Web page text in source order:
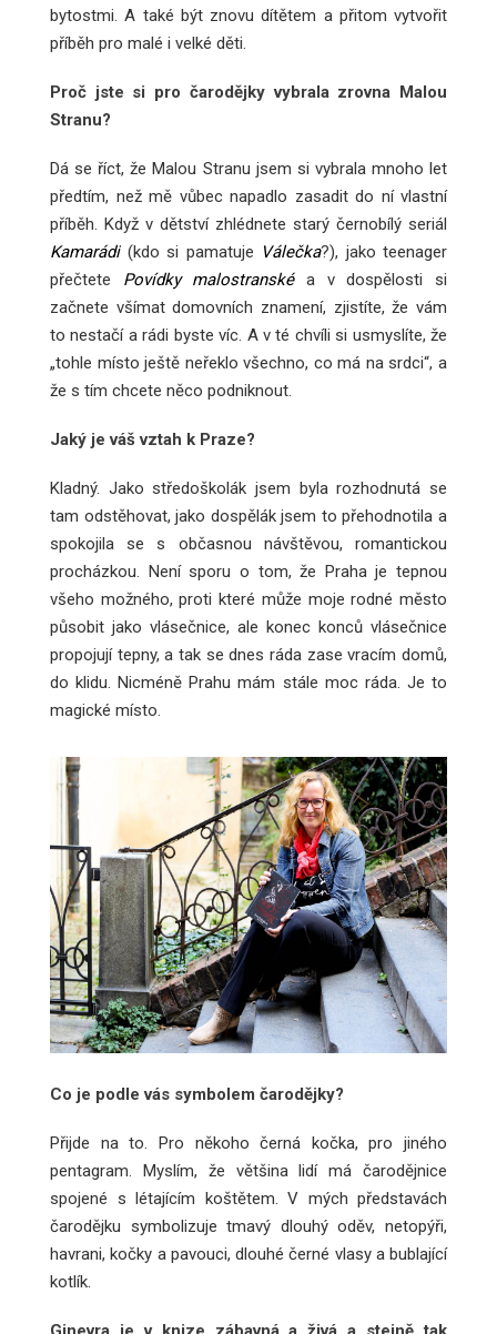
bytostmi. A také být znovu dítětem a přitom vytvořit
příběh pro malé i velké děti.
Proč jste si pro čarodějky vybrala zrovna Malou
Stranu?
Dá se říct, že Malou Stranu jsem si vybrala mnoho let
předtím, než mě vůbec napadlo zasadit do ní vlastní
příběh. Když v dětství zhlédnete starý černobílý seriál
Kamarádi (kdo si pamatuje Válečka?), jako teenager
přečtete Povídky malostranskéa v dospělosti si
začnete všímat domovních znamení, zjistíte, že vám
to nestačí a rádi byste víc. A v té chvíli si usmyslíte, že
„tohle místo ještě neřeklo všechno, co má na srdci“, a
že s tím chcete něco podniknout.
Jaký je váš vztah k Praze?
Kladný. Jako středoškolák jsem byla rozhodnutá se
tam odstěhovat, jako dospělák jsem to přehodnotila a
spokojila se s občasnou návštěvou, romantickou
procházkou. Není sporu o tom, že Praha je tepnou
všeho možného, proti které může moje rodné město
působit jako vlásečnice, ale konec konců vlásečnice
propojují tepny, a tak se dnes ráda zase vracím domů,
do klidu. Nicméně Prahu mám stále moc ráda. Je to
magické místo.
Co je podle vás symbolem čarodějky?
Přijde na to. Pro někoho černá kočka, pro jiného
pentagram. Myslím, že většina lidí má čarodějnice
spojené s létajícím koštětem. V mých představách
čarodějku symbolizuje tmavý dlouhý oděv, netopýři,
havrani, kočky a pavouci, dlouhé černé vlasy a bublající
kotlík.